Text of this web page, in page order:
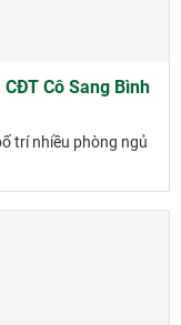
Cô Sang Bình
trí nhiều phòng ngủ